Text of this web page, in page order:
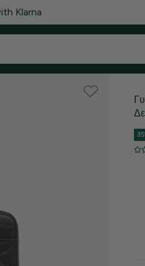
στις αποστολές. Σας